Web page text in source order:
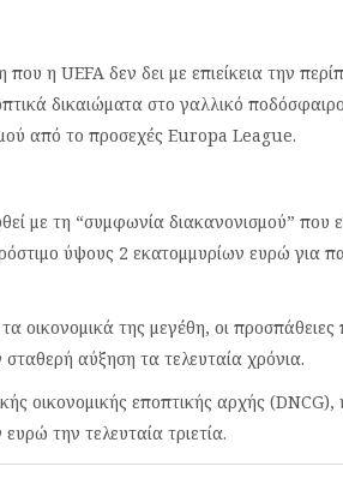
η UEFA δεν δει με επιείκεια την
δικαιώματα στο γαλλικό
από το προσεχές Europa League.
με τη “συμφωνία διακανονισμού” που
ύψους 2 εκατομμυρίων ευρώ για
οικονομικά της μεγέθη, οι
αύξηση τα τελευταία χρόνια.
οικονομικής εποπτικής αρχής
την τελευταία τριετία.